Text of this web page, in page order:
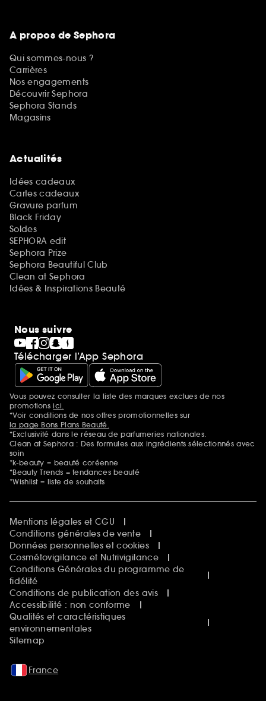
A propos de Sephora
Qui sommes-nous ?
Carrières
Nos engagements
Découvrir Sephora
Sephora Stands
Magasins
Actualités
Idées cadeaux
Cartes cadeaux
Gravure parfum
Black Friday
Soldes
SEPHORA edit
Sephora Prize
Sephora Beautiful Club
Clean at Sephora
Idées & Inspirations Beauté
Nous suivre
Télécharger l’App Sephora
Mentions additionnelles
Vous pouvez consulter la liste des marques exclues de nos
promotionsici.
*Voir conditions de nos offres promotionnelles sur
la page Bons Plans Beauté.
*Exclusivité dans le réseau de parfumeries nationales.
Clean at Sephora : Des formules aux ingrédients sélectionnés avec
soin
*k-beauty = beauté coréenne
*Beauty Trends = tendances beauté
*Wishlist = liste de souhaits
Mentions légales et CGU
Conditions générales de vente
Données personnelles et cookies
Cosmétovigilance et Nutrivigilance
Conditions Générales du programme de
fidélité
Conditions de publication des avis
Accessibilité : non conforme
Qualités et caractéristiques
environnementales
Sitemap
France